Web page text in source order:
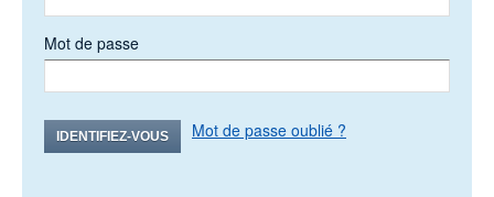
Mot de passe
IDENTIFIEZ-VOUS Mot de passe oublié ?